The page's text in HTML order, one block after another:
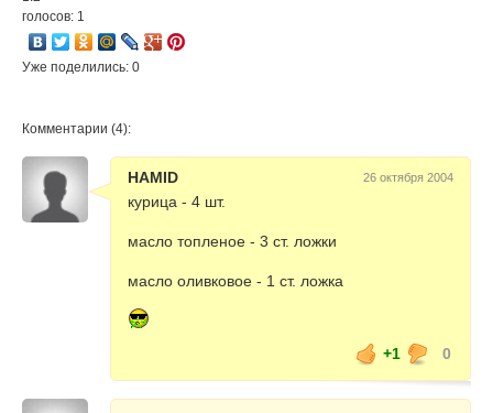
голосов: 1
Уже поделились: 0
Комментарии (4):
HAMID 26 октября 2004
курица - 4 шт.
масло топленое - 3 ст. ложки
масло оливковое - 1 ст. ложка
+1 0